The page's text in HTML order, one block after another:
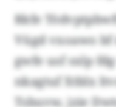
Rkfe
Vügd vxoawo
gwfe usf sxlp
nkagtuf Xtblx
Tsbuvw, jzie